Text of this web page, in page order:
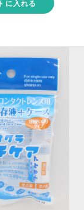
に入れる